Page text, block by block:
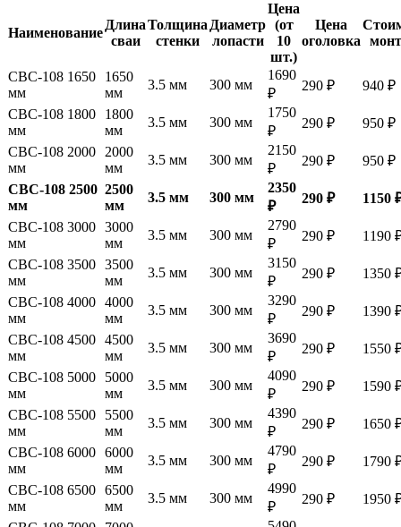
Наименование
Длина
сваи
Толщина
стенки
Диаметр
лопасти
Цена
(от
10
шт.)
Цена
оголовка
СВС-108 1650
мм
1650
мм
3.5 мм 300 мм
1690
₽
290 ₽
940 ₽
СВС-108 1800
мм
1800
мм
3.5 мм 300 мм
1750
₽
290 ₽
950 ₽
СВС-108 2000
мм
2000
мм
3.5 мм 300 мм
2150
₽
290 ₽
950 ₽
СВС-108 2500
мм
2500
мм
3.5 мм 300 мм
2350
₽
290 ₽
1150
СВС-108 3000
мм
3000
мм
3.5 мм 300 мм
2790
₽
290 ₽
1190
СВС-108 3500
мм
3500
мм
3.5 мм 300 мм
3150
₽
290 ₽
1350
СВС-108 4000
мм
4000
мм
3.5 мм 300 мм
3290
₽
290 ₽
1390
СВС-108 4500
мм
4500
мм
3.5 мм 300 мм
3690
₽
290 ₽
1550
СВС-108 5000
мм
5000
мм
3.5 мм 300 мм
4090
₽
290 ₽
1590
СВС-108 5500
мм
5500
мм
3.5 мм 300 мм
4390
₽
290 ₽
1650
СВС-108 6000
мм
6000
мм
3.5 мм 300 мм
4790
₽
290 ₽
1790
СВС-108 6500
мм
6500
мм
3.5 мм 300 мм
4990
₽
290 ₽
1950